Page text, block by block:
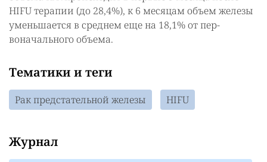
HIFU терапии (до 28,4%), к 6 месяцам объем железы
уменьшается в среднем еще на 18,1% от пер­
воначального объема.
Тематики и теги
Рак предстательной железы HIFU
Журнал